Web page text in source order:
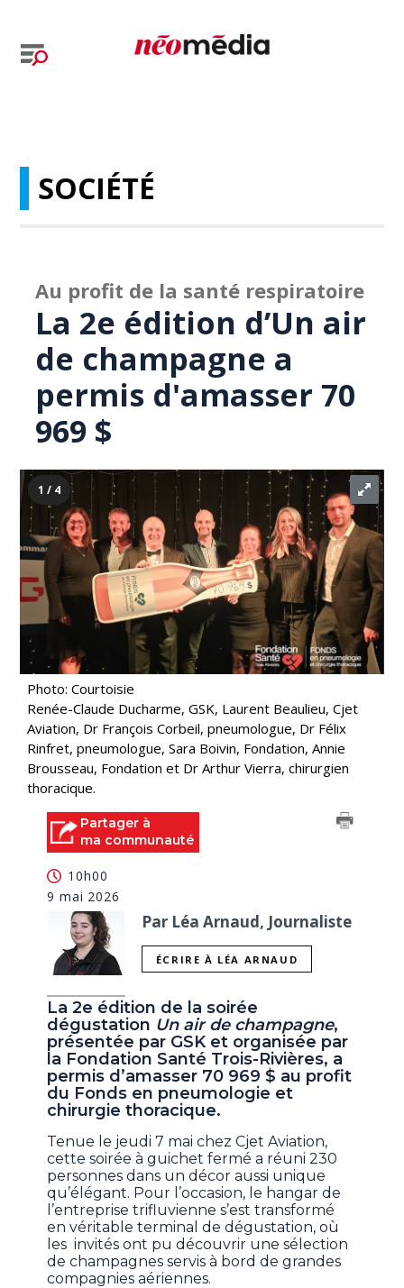
SOCIÉTÉ
Au profit de la santé respiratoire
La 2e édition d’Un air
de champagne a
permis d'amasser 70
969 $
1 / 4
Photo: Courtoisie
Renée-Claude Ducharme, GSK, Laurent Beaulieu, Cjet
Aviation, Dr François Corbeil, pneumologue, Dr Félix
Rinfret, pneumologue, Sara Boivin, Fondation, Annie
Brousseau, Fondation et Dr Arthur Vierra, chirurgien
thoracique.
Partager à
ma communauté
10h00
9 mai 2026
Par Léa Arnaud, Journaliste
ÉCRIRE À LÉA ARNAUD
La 2e édition de la soirée
dégustation Un air de champagne,
présentée par GSK et organisée par
la Fondation Santé Trois-Rivières, a
permis d’amasser 70 969 $ au profit
du Fonds en pneumologie et
chirurgie thoracique.
Tenue le jeudi 7 mai chez Cjet Aviation,
cette soirée à guichet fermé a réuni 230
personnes dans un décor aussi unique
qu’élégant. Pour l’occasion, le hangar de
l’entreprise trifluvienne s’est transformé
en véritable terminal de dégustation, où
les invités ont pu découvrir une sélection
de champagnes servis à bord de grandes
compagnies aériennes.